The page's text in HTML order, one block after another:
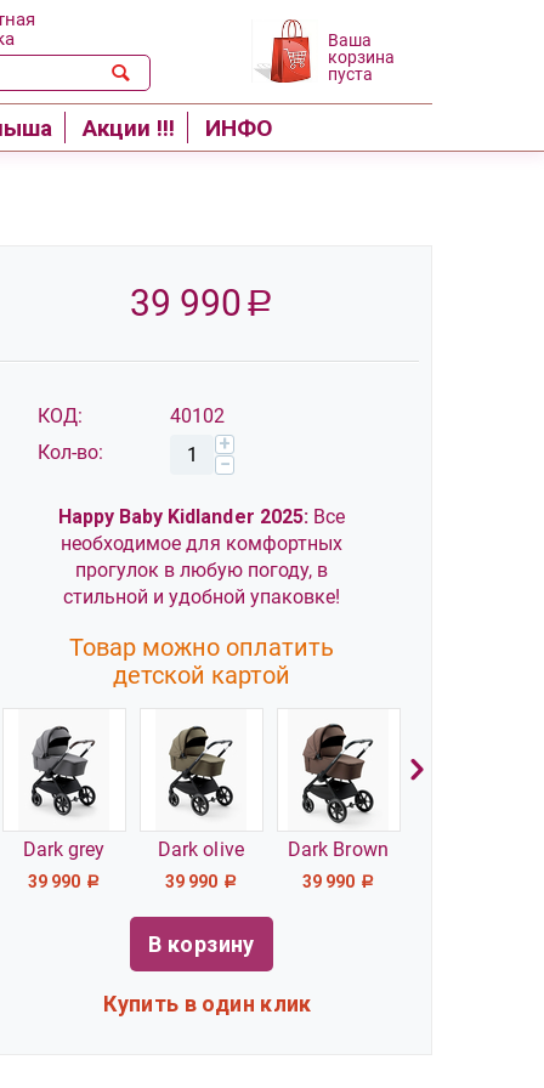
Ваша
корзина
пуста
Акции !!! ИНФО
39 990 Р
КОД:
40102
Кол-во:
+
−
Happy Baby Kidlander 2025: Все
необходимое для комфортных
прогулок в любую погоду, в
стильной и удобной упаковке!
Товар можно оплатить
детской картой
Dark grey
39 990 Р
Dark olive
39 990 Р
Dark Brown
39 990 Р
В корзину
Купить в один клик